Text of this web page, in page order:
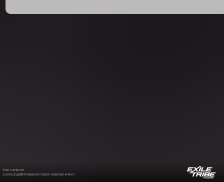
©2012-2026 LDH
JASRAC許諾番号 9008675017Y55011 9008675014Y41011